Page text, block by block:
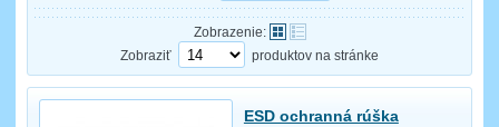
Zobrazenie:
Zobraziť
produktov na stránke
ESD ochranná rúška